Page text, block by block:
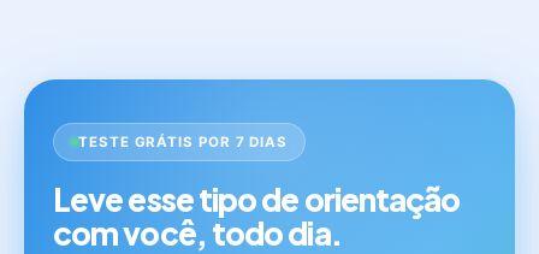
TESTE GRÁTIS POR 7 DIAS
Leve esse tipo de orientação
com você, todo dia.